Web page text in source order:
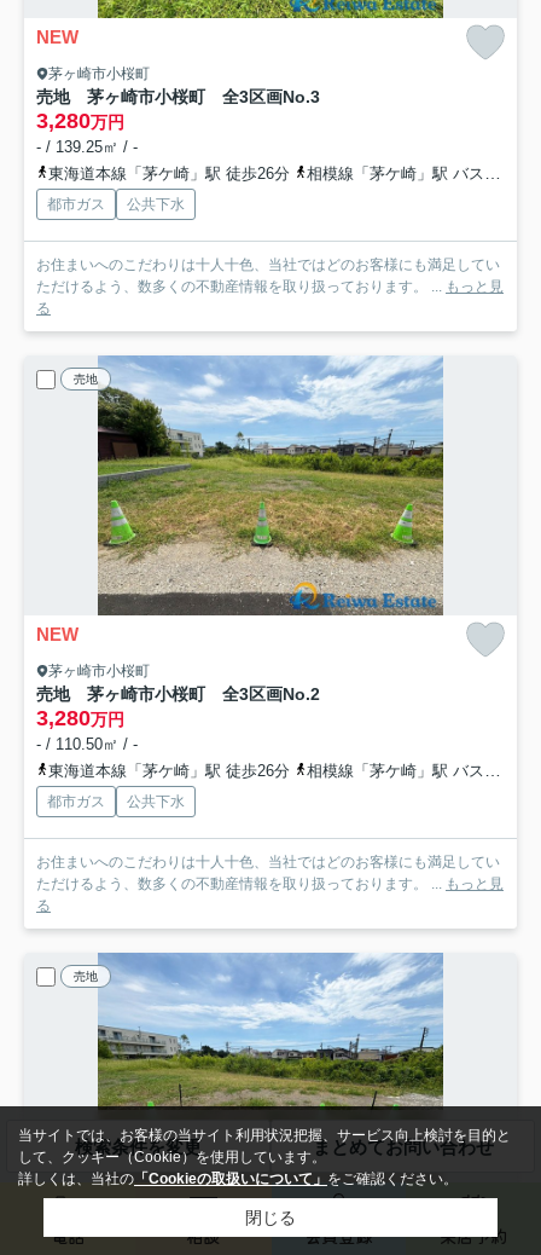
NEW
茅ヶ崎市小桜町
売地 茅ヶ崎市小桜町 全3区画No.3
3,280万円
- / 139.25㎡ / -
東海道本線「茅ケ崎」駅 徒歩26分
相模線「茅ケ崎」駅 バス6分 「菱沼」 停歩3分
都市ガス 公共下水
お住まいへのこだわりは十人十色、当社ではどのお客様にも満足してい
ただけるよう、数多くの不動産情報を取り扱っております。 ... もっと見
る
売地
NEW
茅ヶ崎市小桜町
売地 茅ヶ崎市小桜町 全3区画No.2
3,280万円
- / 110.50㎡ / -
東海道本線「茅ケ崎」駅 徒歩26分
相模線「茅ケ崎」駅 バス6分 「菱沼」 停歩3分
都市ガス 公共下水
お住まいへのこだわりは十人十色、当社ではどのお客様にも満足してい
ただけるよう、数多くの不動産情報を取り扱っております。 ... もっと見
る
売地
検索条件を変更 まとめてお問い合わせ
電話 相談 会員登録 来店予約
当サイトでは、お客様の当サイト利用状況把握、サービス向上検討を目的と
して、クッキー（Cookie）を使用しています。
詳しくは、当社の 「Cookieの取扱いについて」 をご確認ください。
閉じる